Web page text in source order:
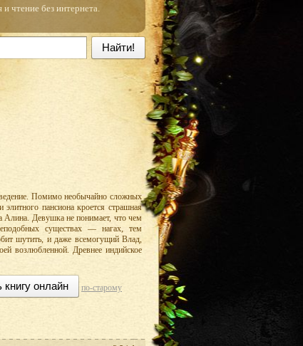
чтение без интернета.
Найти!
Помимо необычайно сложных
элитного пансиона кроется страшная
Алина. Девушка не понимает, что чем
существах — нагах, тем
шутить, и даже всемогущий Влад,
возлюбленной. Древнее индийское
книгу онлайн по-старому